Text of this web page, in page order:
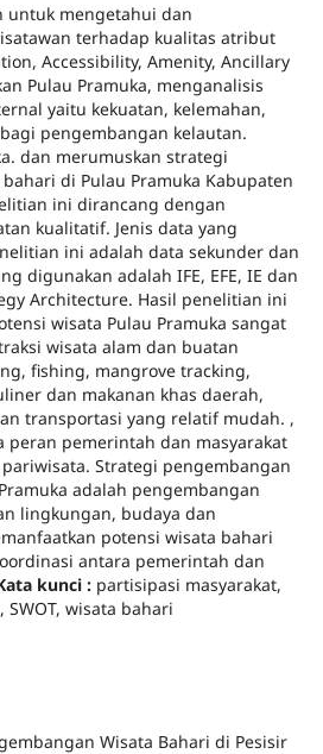
untuk mengetahui dan
terhadap kualitas atribut
Accessibility, Amenity, Ancillary
Pulau Pramuka, menganalisis
yaitu kekuatan, kelemahan,
pengembangan kelautan.
dan merumuskan strategi
di Pulau Pramuka Kabupaten
ini dirancang dengan
kualitatif. Jenis data yang
ini adalah data sekunder dan
digunakan adalah IFE, EFE, IE dan
Architecture. Hasil penelitian ini
wisata Pulau Pramuka sangat
wisata alam dan buatan
fishing, mangrove tracking,
dan makanan khas daerah,
transportasi yang relatif mudah. ,
peran pemerintah dan masyarakat
Strategi pengembangan
adalah pengembangan
lingkungan, budaya dan
potensi wisata bahari
antara pemerintah dan
kunci :partisipasi masyarakat,
wisata bahari
Wisata Bahari di Pesisir